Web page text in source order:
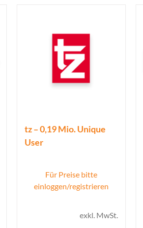
tz – 0,19 Mio. Unique
User
Für Preise bitte
einloggen/registrieren
exkl. MwSt.